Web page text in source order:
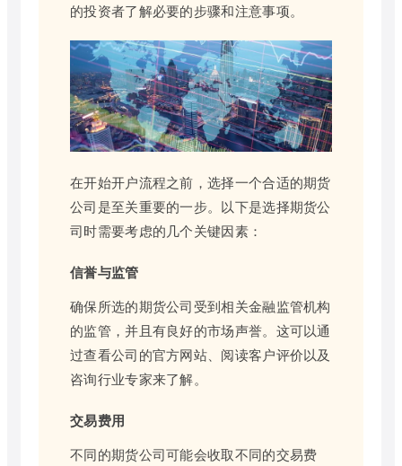
的投资者了解必要的步骤和注意事项。
在开始开户流程之前，选择一个合适的期货
公司是至关重要的一步。以下是选择期货公
司时需要考虑的几个关键因素：
信誉与监管
确保所选的期货公司受到相关金融监管机构
的监管，并且有良好的市场声誉。这可以通
过查看公司的官方网站、阅读客户评价以及
咨询行业专家来了解。
交易费用
不同的期货公司可能会收取不同的交易费